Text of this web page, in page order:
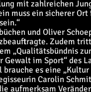
mit zahlreichen
muss ein sicherer
und Oliver
Zudem
„Qualitätsbündnis
Gewalt im Sport“ des
es eine
Carolin
aufmerksam